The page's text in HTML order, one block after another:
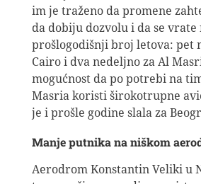
im je traženo da promene
da dobiju dozvolu i da se vrate
prošlogodišnji broj letova: pet
Cairo i dva nedeljno za Al
mogućnost da po potrebi na
Masria koristi širokotrupne
je i prošle godine slala za
Manje putnika na niškom
Aerodrom Konstantin Veliki u